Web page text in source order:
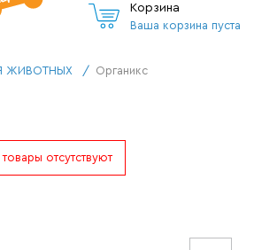
Корзина
Ваша корзина пуста
ЖИВОТНЫХ / Органикс
отсутствуют